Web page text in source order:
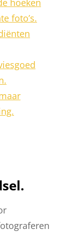
hoeken
foto’s.